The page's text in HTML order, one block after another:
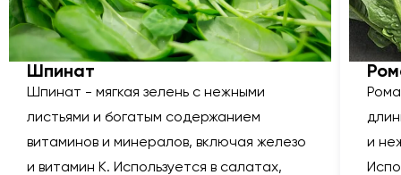
Шпинат
Шпинат - мягкая зелень с нежными
листьями и богатым содержанием
витаминов и минералов, включая железо
и витамин К. Используется в салатах,
и